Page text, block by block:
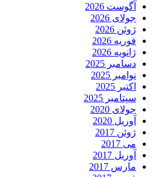
آگوست 2026
جولای 2026
ژوئن 2026
فوریه 2026
ژانویه 2026
دسامبر 2025
نوامبر 2025
اکتبر 2025
سپتامبر 2025
جولای 2020
آوریل 2020
ژوئن 2017
می 2017
آوریل 2017
مارس 2017